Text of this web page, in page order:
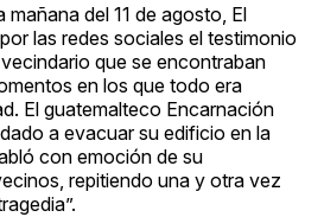
mañana del 11 de agosto, El
las redes sociales el testimonio
que se encontraban
en los que todo era
El guatemalteco Encarnación
a evacuar su edificio en la
con emoción de su
repitiendo una y otra vez